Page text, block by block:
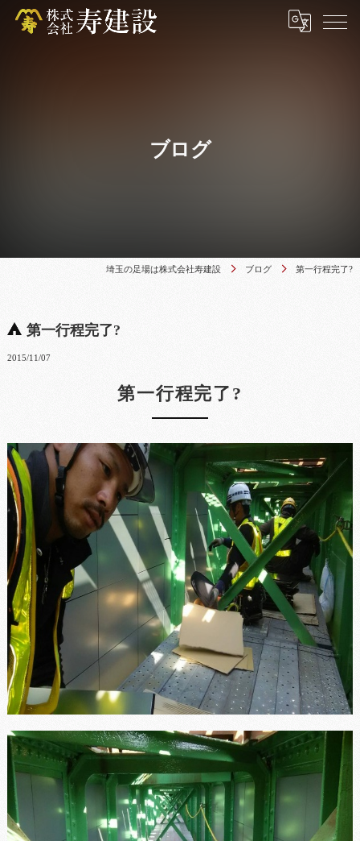
ブログ
埼玉の足場は株式会社寿建設 ブログ 第一行程完了?
第一行程完了?
2015/11/07
第一行程完了?